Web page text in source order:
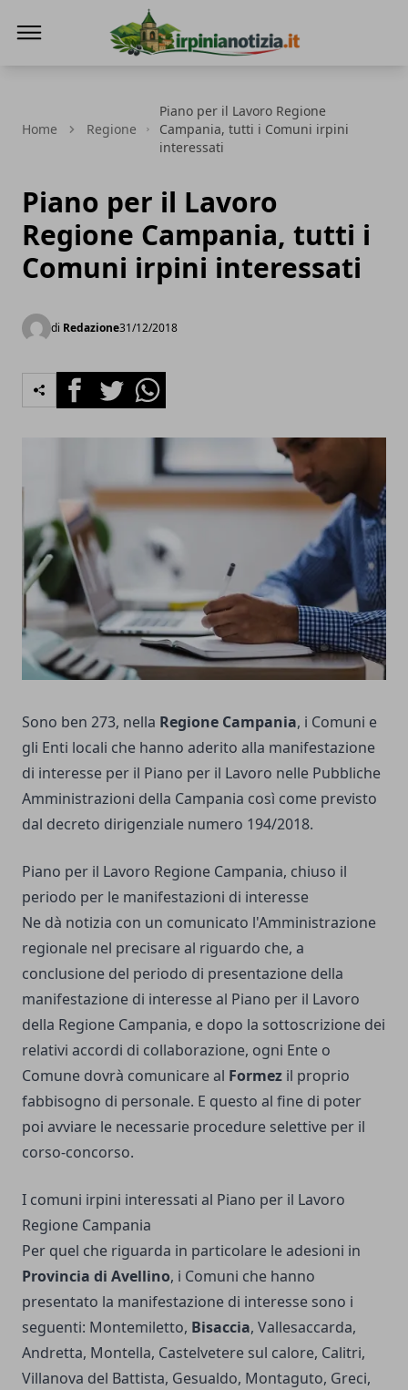
Home Regione
Piano per il Lavoro Regione
Campania, tutti i Comuni irpini
interessati
Piano per il Lavoro
Regione Campania, tutti i
Comuni irpini interessati
di Redazione31/12/2018
FacebookTwitterWhatsapp
Sono ben 273, nella Regione Campania, i Comuni e
gli Enti locali che hanno aderito alla manifestazione
di interesse per il Piano per il Lavoro nelle Pubbliche
Amministrazioni della Campania così come previsto
dal decreto dirigenziale numero 194/2018.
Piano per il Lavoro Regione Campania, chiuso il
periodo per le manifestazioni di interesse
Ne dà notizia con un comunicato l'Amministrazione
regionale nel precisare al riguardo che, a
conclusione del periodo di presentazione della
manifestazione di interesse al Piano per il Lavoro
della Regione Campania, e dopo la sottoscrizione dei
relativi accordi di collaborazione, ogni Ente o
Comune dovrà comunicare al Formez il proprio
fabbisogno di personale. E questo al fine di poter
poi avviare le necessarie procedure selettive per il
corso-concorso.
I comuni irpini interessati al Piano per il Lavoro
Regione Campania
Per quel che riguarda in particolare le adesioni in
Provincia di Avellino, i Comuni che hanno
presentato la manifestazione di interesse sono i
seguenti: Montemiletto, Bisaccia, Vallesaccarda,
Andretta, Montella, Castelvetere sul calore, Calitri,
Villanova del Battista, Gesualdo, Montaguto, Greci,